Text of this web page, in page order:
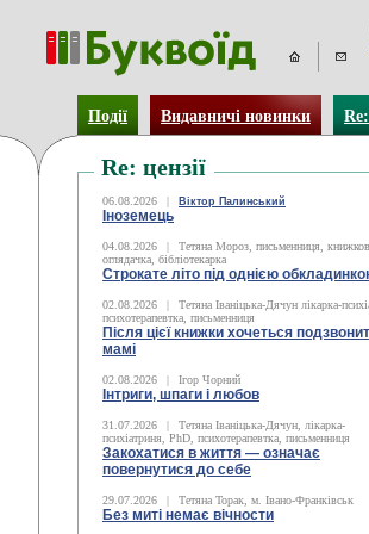
Події Видавничі новинки
Re: цензії
06.08.2026 | Віктор Палинський
Іноземець
04.08.2026 |
Тетяна Мороз, письменниця,
оглядачка, бібліотекарка
Строкате літо під однією
02.08.2026 |
Тетяна Іваніцька-Дячун лікарка-
психотерапевтка, письменниця
Після цієї книжки хочеться
мамі
02.08.2026 | Ігор Чорний
Інтриги, шпаги і любов
31.07.2026 |
Тетяна Іваніцька-Дячун, лікарка-
психіатриня, PhD, психотерапевтка, письменниця
Закохатися в життя — означає
повернутися до себе
29.07.2026 | Тетяна Торак, м. Івано-Франківськ
Без миті немає вічности